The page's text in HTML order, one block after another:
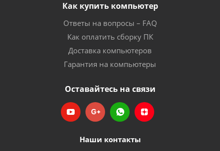
Как купить компьютер
Ответы на вопросы – FAQ
Как оплатить сборку ПК
Доставка компьютеров
Гарантия на компьютеры
Оставайтесь на связи
Наши контакты